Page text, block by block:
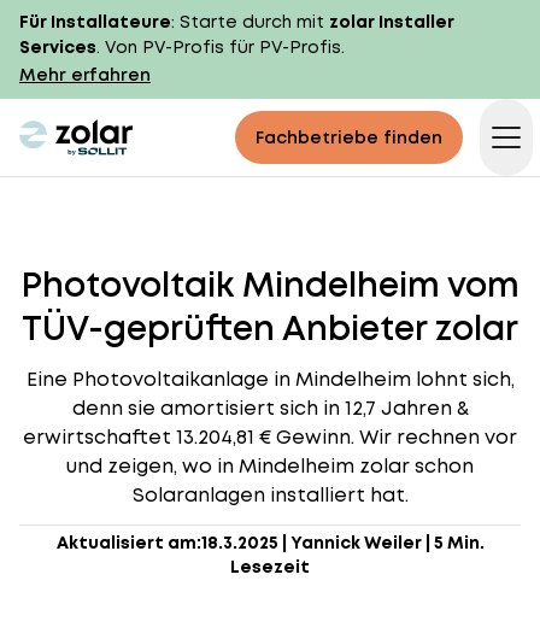
Für Installateure: Starte durch mit zolar Installer
Services. Von PV-Profis für PV-Profis.
Mehr erfahren
zolar logo Fachbetriebe finden
Photovoltaik Mindelheim vom
TÜV-geprüften Anbieter zolar
Eine Photovoltaikanlage in Mindelheim lohnt sich,
denn sie amortisiert sich in 12,7 Jahren &
erwirtschaftet 13.204,81 € Gewinn. Wir rechnen vor
und zeigen, wo in Mindelheim zolar schon
Solaranlagen installiert hat.
Aktualisiert am:18.3.2025 Yannick Weiler| 5 Min.
Lesezeit